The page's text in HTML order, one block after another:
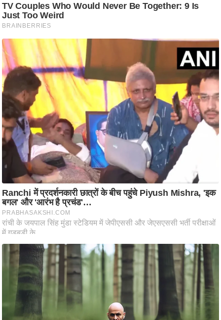
र
स
क्षा
ध
र्म
ज्यो
ति
प्र
भु
मा
/
ध
र्म
स्थ
ल
त्यो